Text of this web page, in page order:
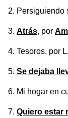
Persiguiendo
Atrás, por
Tesoros, por
Se dejaba
Mi hogar en
Quiero estar